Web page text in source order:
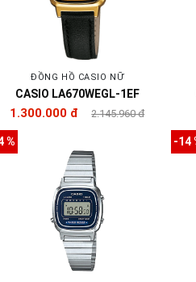
ĐỒNG HỒ CASIO NỮ
CASIO LA670WEGL-1EF
1.300.000 đ 2.145.960 đ
% -14